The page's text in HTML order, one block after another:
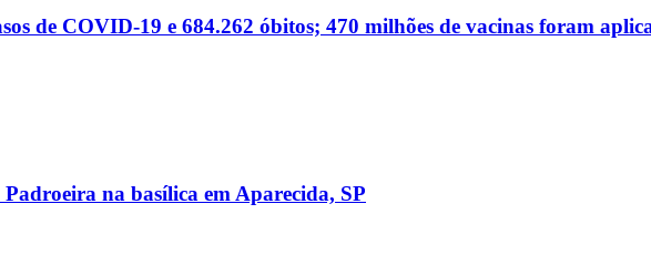
de COVID-19 e 684.262 óbitos; 470 milhões de vacinas foram
na basílica em Aparecida, SP